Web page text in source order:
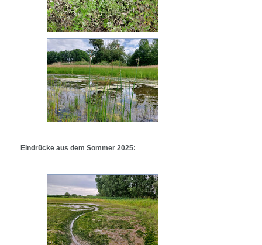
Eindrücke aus dem Sommer 2025: